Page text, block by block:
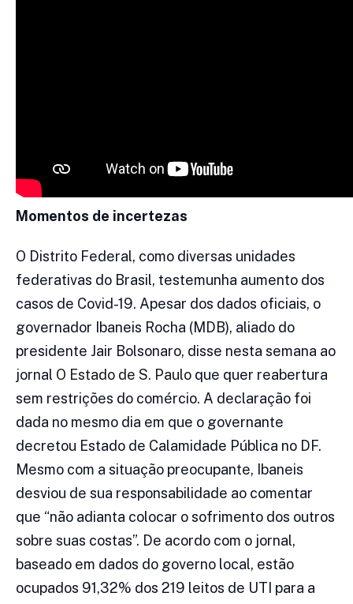
Momentos de incertezas
O Distrito Federal, como diversas unidades
federativas do Brasil, testemunha aumento dos
casos de Covid-19. Apesar dos dados oficiais, o
governador Ibaneis Rocha (MDB), aliado do
presidente Jair Bolsonaro, disse nesta semana ao
jornal O Estado de S. Paulo que quer reabertura
sem restrições do comércio. A declaração foi
dada no mesmo dia em que o governante
decretou Estado de Calamidade Pública no DF.
Mesmo com a situação preocupante, Ibaneis
desviou de sua responsabilidade ao comentar
que “não adianta colocar o sofrimento dos outros
sobre suas costas”. De acordo com o jornal,
baseado em dados do governo local, estão
ocupados 91,32% dos 219 leitos de UTI para a